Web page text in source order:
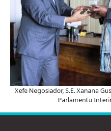
Xefe Negosiador, S.E. Xanana
Parlamentu